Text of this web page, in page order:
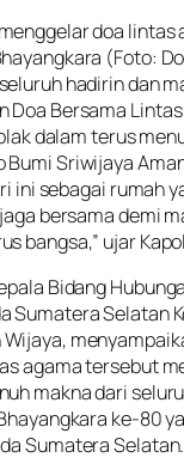
doa lintas
(Foto:
hadirin dan
Doa Bersama
dalam terus
Bumi Sriwijaya
ini sebagai rumah
bersama demi
bangsa,” ujar
Bidang
Sumatera Selatan
Wijaya,
agama tersebut
makna dari
ke-80
Sumatera Selatan.